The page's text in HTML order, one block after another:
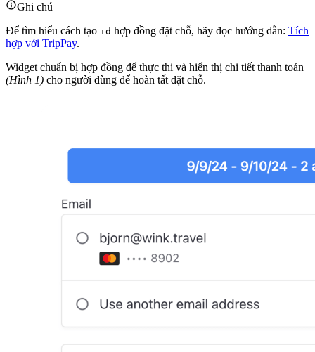
Ghi chú
Để tìm hiểu cách tạo id hợp đồng đặt chỗ, hãy đọc hướng dẫn: Tích
hợp với TripPay.
Widget chuẩn bị hợp đồng để thực thi và hiển thị chi tiết thanh toán
(Hình 1) cho người dùng để hoàn tất đặt chỗ.